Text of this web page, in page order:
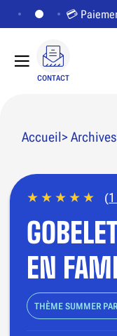
💳
CONTACT
Accueil Archives
(
EN
THÈME SUMMER